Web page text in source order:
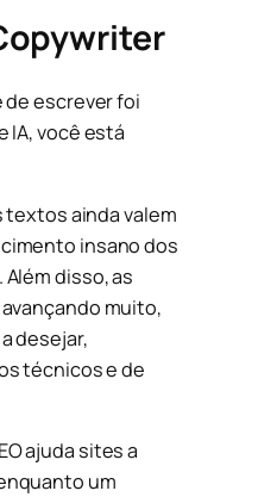
de escrever foi
IA, você está
textos ainda valem
insano dos
disso, as
muito,
desejar,
técnicos e de
ajuda sites a
um